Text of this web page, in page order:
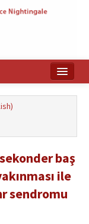
Türkçe
baş
ile
sendromu